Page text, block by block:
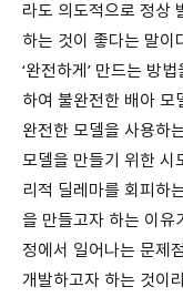
라도 의도적으로 정상
하는 것이 좋다는 말이
‘완전하게’ 만드는 방
하여 불완전한 배아 모
완전한 모델을 사용하
모델을 만들기 위한 시
리적 딜레마를 회피하
을 만들고자 하는 이유
정에서 일어나는 문제
개발하고자 하는 것이